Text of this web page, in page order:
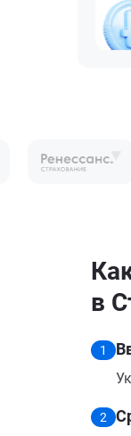
в
1
2